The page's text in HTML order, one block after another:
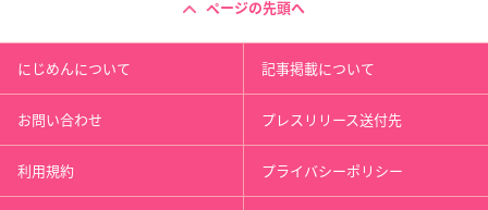
ページの先頭へ
にじめんについて 記事掲載について
お問い合わせ プレスリリース送付先
利用規約 プライバシーポリシー